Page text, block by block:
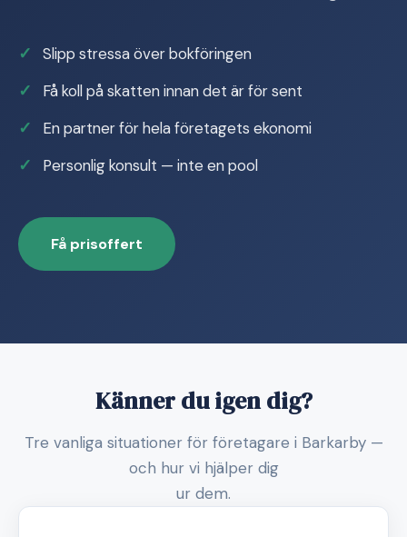
Slipp stressa över bokföringen
Få koll på skatten innan det är för sent
En partner för hela företagets ekonomi
Personlig konsult — inte en pool
Få prisoffert
Känner du igen dig?
Tre vanliga situationer för företagare i Barkarby —
och hur vi hjälper dig
ur dem.